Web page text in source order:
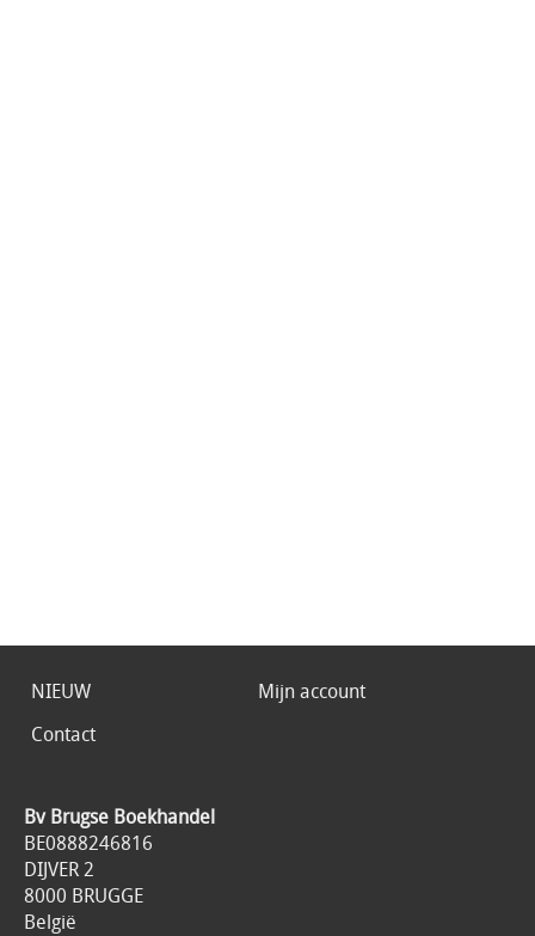
NIEUW
Mijn account
Contact
Bv Brugse Boekhandel
BE0888246816
DIJVER 2
8000 BRUGGE
België